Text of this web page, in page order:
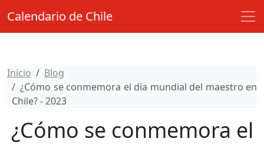
Calendario de Chile
Inicio
Blog
¿Cómo se conmemora el día mundial del maestro en
Chile? - 2023
¿Cómo se conmemora el